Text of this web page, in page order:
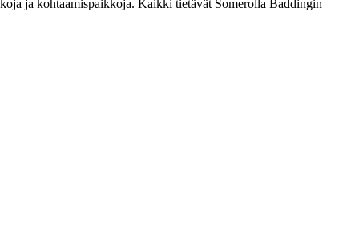
ja kohtaamispaikkoja. Kaikki tietävät Somerolla Baddingin